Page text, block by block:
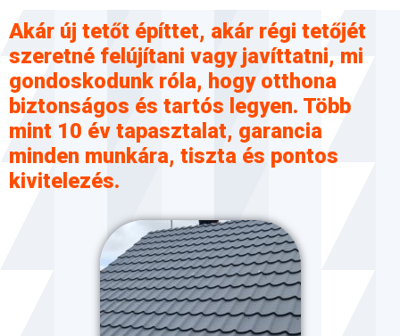
Akár új tetőt építtet, akár régi tetőjét
szeretné felújítani vagy javíttatni, mi
gondoskodunk róla, hogy otthona
biztonságos és tartós legyen. Több
mint 10 év tapasztalat, garancia
minden munkára, tiszta és pontos
kivitelezés.